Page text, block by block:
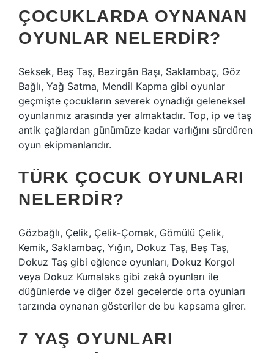
ÇOCUKLARDA OYNANAN
OYUNLAR NELERDIR?
Seksek, Beş Taş, Bezirgân Başı, Saklambaç, Göz
Bağlı, Yağ Satma, Mendil Kapma gibi oyunlar
geçmişte çocukların severek oynadığı geleneksel
oyunlarımız arasında yer almaktadır. Top, ip ve taş
antik çağlardan günümüze kadar varlığını sürdüren
oyun ekipmanlarıdır.
TÜRK ÇOCUK OYUNLARI
NELERDIR?
Gözbağlı, Çelik, Çelik-Çomak, Gömülü Çelik,
Kemik, Saklambaç, Yığın, Dokuz Taş, Beş Taş,
Dokuz Taş gibi eğlence oyunları, Dokuz Korgol
veya Dokuz Kumalaks gibi zekâ oyunları ile
düğünlerde ve diğer özel gecelerde orta oyunları
tarzında oynanan gösteriler de bu kapsama girer.
7 YAŞ OYUNLARI